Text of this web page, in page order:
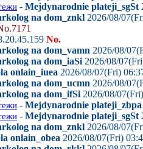
- Mejdynarodnie plateji_sgSt
na dom_znkl 2026/08/
No.
na dom_vamn 2026/08/
na dom_iaSi 2026/08/
onlain_iuea 2026/08/07(Fri)
na dom_ucmn 2026/08/
na dom_ifSi 2026/08/
- Mejdynarodnie plateji_zbpa
- Mejdynarodnie plateji_sgSt
na dom_znkl 2026/08/
onlain_obea 2026/08/07(Fri)